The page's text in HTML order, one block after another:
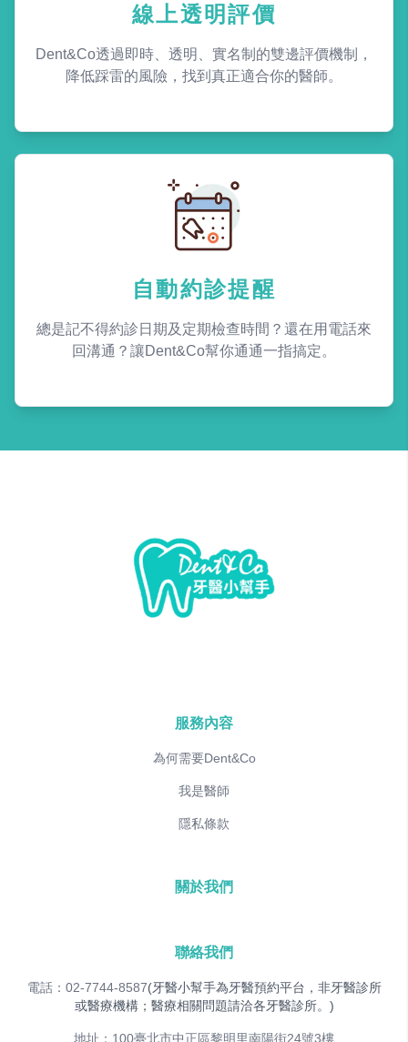
線上透明評價
Dent&Co透過即時、透明、實名制的雙邊評價機制，
降低踩雷的風險，找到真正適合你的醫師。
自動約診提醒
總是記不得約診日期及定期檢查時間？還在用電話來
回溝通？讓Dent&Co幫你通通一指搞定。
服務內容
為何需要Dent&Co
我是醫師
隱私條款
關於我們
聯絡我們
電話：02-7744-8587(牙醫小幫手為牙醫預約平台，非牙醫診所
或醫療機構；醫療相關問題請洽各牙醫診所。)
地址：100臺北市中正區黎明里南陽街24號3樓